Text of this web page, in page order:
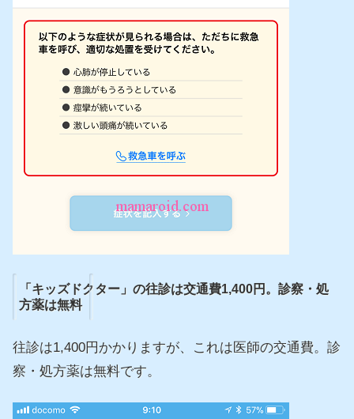
「キッズドクター」の往診は交通費1,400円。診察・処
方薬は無料
往診は1,400円かかりますが、これは医師の交通費。診
察・処方薬は無料です。